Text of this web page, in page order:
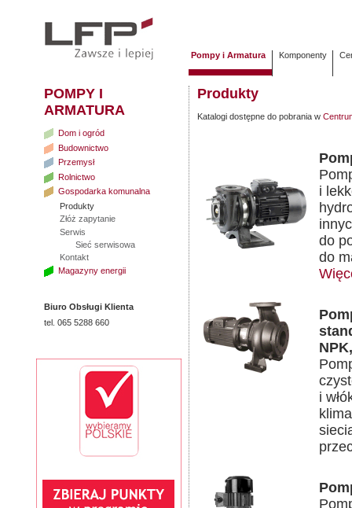
Pompy i Armatura Komponenty
Produkty
Katalogi dostępne do pobrania w
i
do
do
i
POMPY I
ARMATURA
Dom i ogród
Budownictwo
Przemysł
Rolnictwo
Gospodarka komunalna
Produkty
Złóż zapytanie
Serwis
Sieć serwisowa
Kontakt
Magazyny energii
Biuro Obsługi Klienta
tel. 065 5288 660